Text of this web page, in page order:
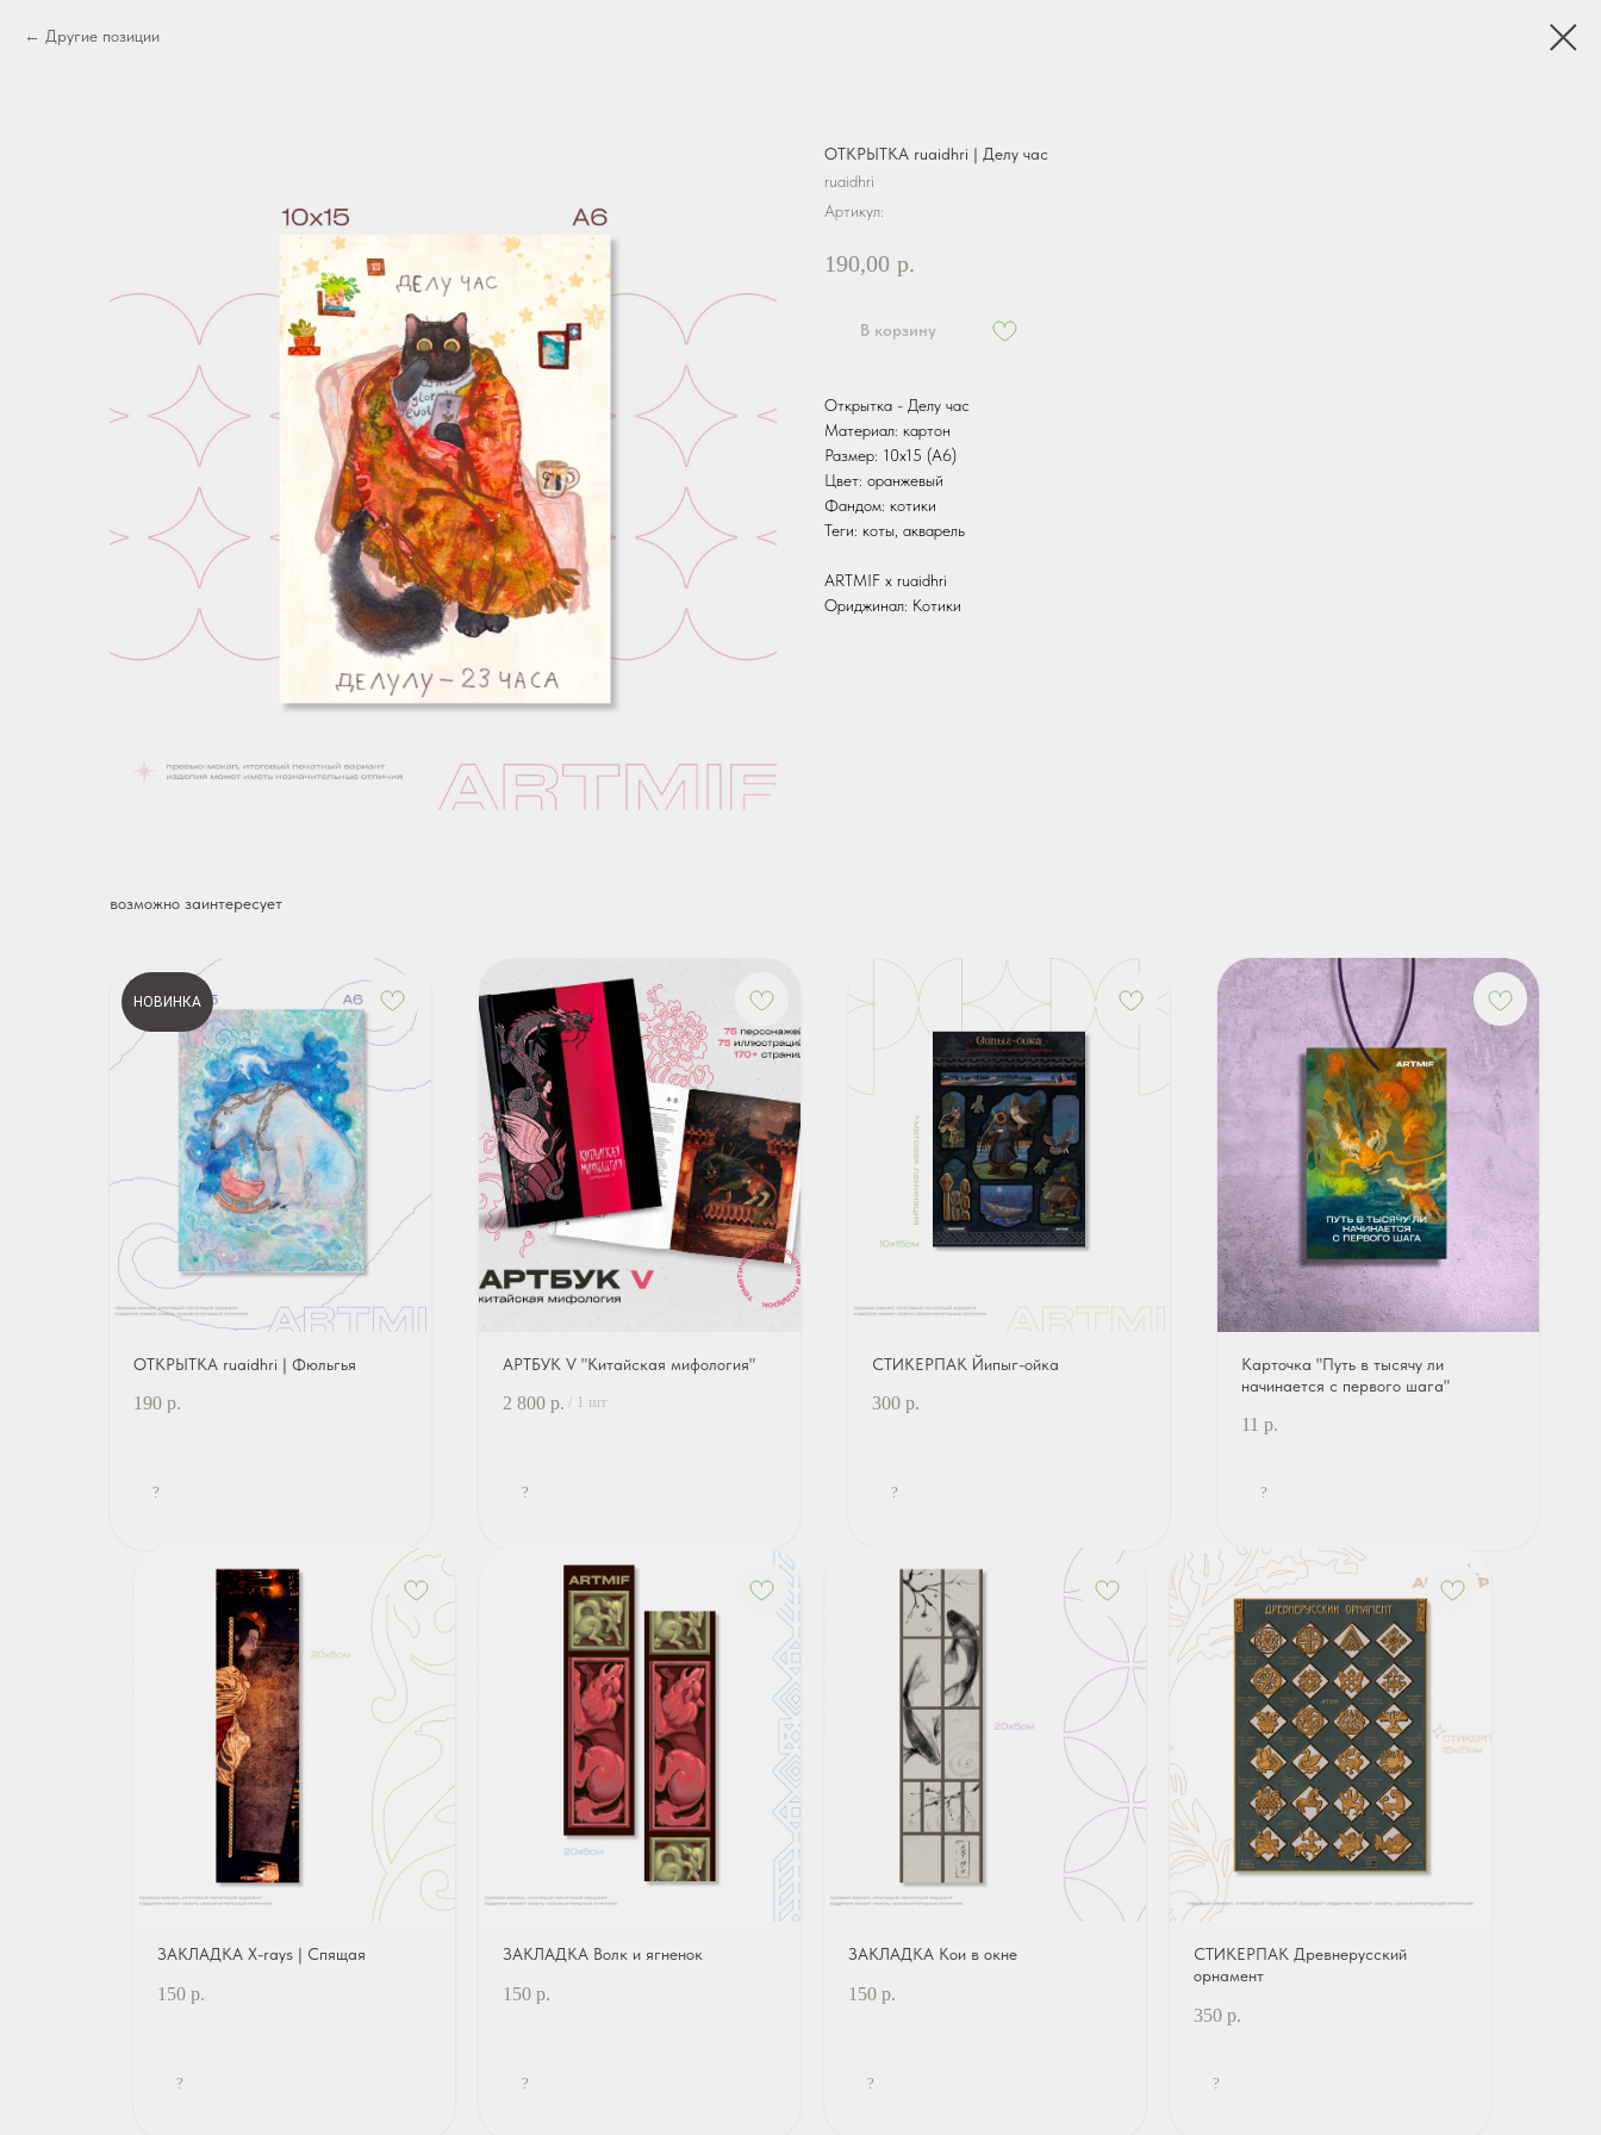
Другие позиции
ОТКРЫТКА ruaidhri | Делу час
ruaidhri
Артикул:
190,00 р.
В корзину
Открытка - Делу час
Материал: картон
Размер: 10х15 (А6)
Цвет: оранжевый
Фандом: котики
Теги: коты, акварель
ARTMIF x ruaidhri
Ориджинал: Котики
возможно заинтересует
НОВИНКА
ОТКРЫТКА ruaidhri | Фюльгья
190 р.
?
АРТБУК V "Китайская мифология"
2 800 р. / 1 шт
?
СТИКЕРПАК Йипыг-ойка
300 р.
?
Карточка "Путь в тысячу ли
начинается с первого шага"
11 р.
?
ЗАКЛАДКА X-rays | Спящая
150 р.
?
ЗАКЛАДКА Волк и ягненок
150 р.
?
ЗАКЛАДКА Кои в окне
150 р.
?
СТИКЕРПАК Древнерусский
орнамент
350 р.
?